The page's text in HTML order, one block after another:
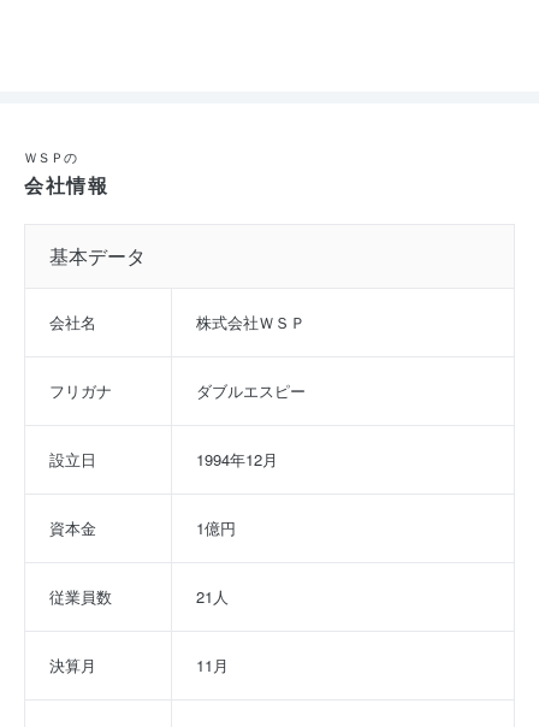
ＷＳＰの
会社情報
基本データ
会社名 株式会社ＷＳＰ
フリガナ ダブルエスピー
設立日 1994年12月
資本金 1億円
従業員数 21人
決算月 11月